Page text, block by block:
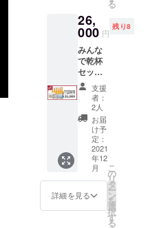
封後
は、な
るべく
早くお
召し上
がりく
ださ
い。 添
加物表
示：不
使用 ア
レル
ギー表
示：大
豆、小
麦 製造
者：株
べて手
作業で
製造
し、添
加物・
保存料
を一切
使用し
ていま
せん。
・燕市
特産物
の食材
を使
用。
（①②
使用）
①「も
とまち
２時間
程度）
《場
所》ス
ノード
ロップ
〒
９５９
－１２
０７
新
潟県燕
市山王
渕1170-
15
電
でもあ
る弥彦
山の水
と燕市
産五百
万石が
造り出
す日本
酒を是
非お試
しくだ
さい。
≪昆布
カッパ
市名産
をメイ
越し
で、和
洋中の
食中酒
として
最適で
す。 パ
ワース
ポット
でもあ
る弥彦
山の水
と燕市
産五百
万石が
す日本
酒を是
産：ひ
うら農
米歩
合：６
０％
（純米
吟醸規
格） ア
ルコー
ル度
数：１
７度
（目標
値） 飲
しない
燕市の
g」（料
亭 明治
屋 謹
製）：
１ケ ・
想いを
込めた
御礼状
￥１
３，０
００ ≪
清酒
ｈａｒ
ｅｔｏ
ｋｅ
純米吟
醸 し
「まど
ろむ酒
器
桜」
（株式
会社新
越ワー
ス）：
２ケ ・
想いを
込めた
御礼状
￥１
６，５
００ ≪
清酒
る
26,
000 円
残り8
みんな
で乾杯
セット
【内
容】 ・
「清
酒 ｈ
ａｒｅ
ｔｏｋ
ｅ 純
米吟
醸 し
ぼりた
て生原
酒」７
２０
支援
者：
2人
お届
け予
定：
2021
年12
月
詳細を見る
こ
の
リ
タ
ー
ン
を
選
択
す
る